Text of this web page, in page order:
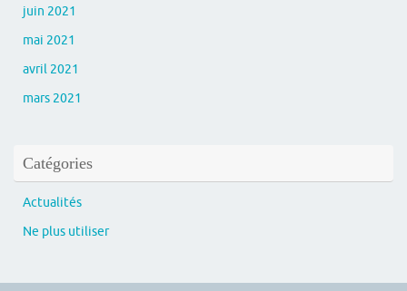
juin 2021
mai 2021
avril 2021
mars 2021
Catégories
Actualités
Ne plus utiliser